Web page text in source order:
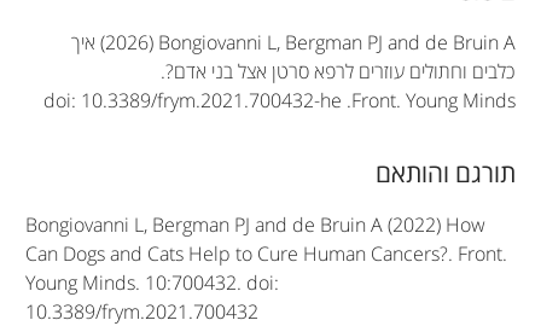
r
t
i
c
e
(2026) Bongiovanni L, Bergman PJ and de Bruin Aאיך
כלבים וחתולים עוזרים לרפא סרטן אצל בני אדם?.
Front. Young Minds
.
doi: 10.3389/frym.2021.700432-he
תורגם והותאם
Bongiovanni L, Bergman PJ and de Bruin A (2022) How
Can Dogs and Cats Help to Cure Human Cancers?. Front.
Young Minds. 10:700432. doi:
10.3389/frym.2021.700432